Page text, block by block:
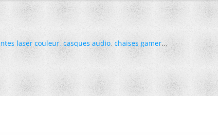
laser couleur,casques audio,chaises gamer...